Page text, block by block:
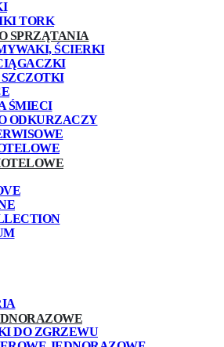
TORK
SPRZĄTANIA
ŚCIERKI
ŚMIECI
ODKURZACZY
DO ZGRZEWU